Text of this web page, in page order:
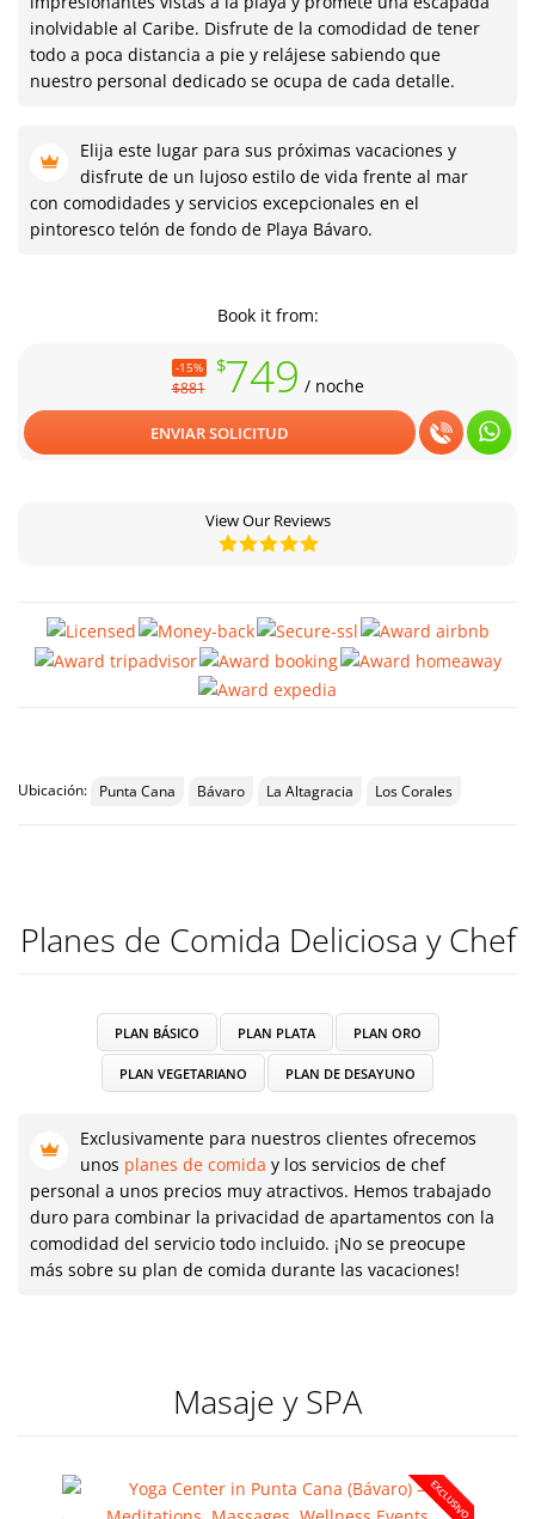
inolvidable al Caribe. Disfrute de la comodidad de tener
todo a poca distancia a pie y relájese sabiendo que
nuestro personal dedicado se ocupa de cada detalle.
Elija este lugar para sus próximas vacaciones y
disfrute de un lujoso estilo de vida frente al mar
con comodidades y servicios excepcionales en el
pintoresco telón de fondo de Playa Bávaro.
Book it from:
-15%
$881
$749 / noche
ENVIAR SOLICITUD
View Our Reviews
Ubicación: Punta Cana Bávaro La Altagracia Los Corales
Planes de Comida Deliciosa y Chef
PLAN BÁSICO PLAN PLATA PLAN ORO
PLAN VEGETARIANO PLAN DE DESAYUNO
Exclusivamente para nuestros clientes ofrecemos
unos planes de comida y los servicios de chef
personal a unos precios muy atractivos. Hemos trabajado
duro para combinar la privacidad de apartamentos con la
comodidad del servicio todo incluido. ¡No se preocupe
más sobre su plan de comida durante las vacaciones!
Masaje y SPA
EXCLUSIVO